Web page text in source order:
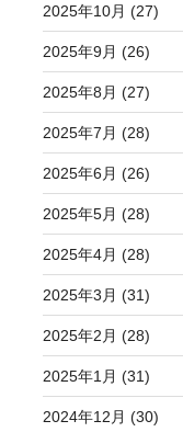
2025年10月 (27)
2025年9月 (26)
2025年8月 (27)
2025年7月 (28)
2025年6月 (26)
2025年5月 (28)
2025年4月 (28)
2025年3月 (31)
2025年2月 (28)
2025年1月 (31)
2024年12月 (30)